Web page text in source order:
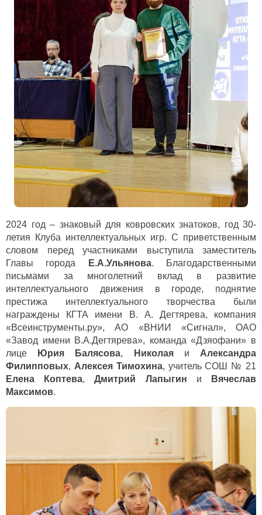
2024 год – знаковый для ковровских знатоков, год 30-
летия Клуба интеллектуальных игр. С приветственным
словом перед участниками выступила заместитель
Главы города
Е.А.Ульянова. Благодарственными
письмами за многолетний вклад в развитие
интеллектуального движения в городе, поднятие
престижа интеллектуального творчества были
награждены КГТА имени В. А. Дегтярева, компания
«Всеинструменты.ру», АО «ВНИИ «Сигнал», ОАО
«Завод имени В.А.Дегтярева», команда «Дзяофани» в
лице
Юрия Балясова, Николаяи Александра
Филипповых, Алексея Тимохина, учитель СОШ № 21
Елена Коптева,Дмитрий Лапыгин и
Вячеслав
Максимов.